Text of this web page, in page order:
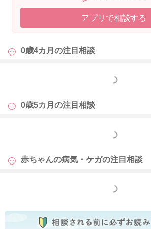
アプリで相談する
0歳4カ月の注目相談
もっと見る
0歳5カ月の注目相談
もっと見る
赤ちゃんの病気・ケガの注目相談
もっと見る